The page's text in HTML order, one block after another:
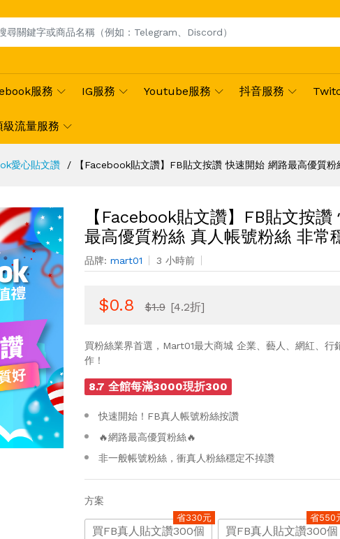
服務 IG服務 Youtube服務 抖音服務
級流量服務
愛心貼文讚 【Facebook貼文讚】FB貼文按讚 快速開始 網路最高優質
【Facebook貼文讚】FB貼文按
最高優質粉絲 真人帳號粉絲 非常
品牌: mart01 3 小時前
$0.8 $1.9 [4.2折]
買粉絲業界首選，Mart01最大商城 企業、藝人、網紅、行
作！
8.7 全館每滿3000現折300
快速開始！FB真人帳號粉絲按讚
🔥網路最高優質粉絲🔥
非一般帳號粉絲，衝真人粉絲穩定不掉讚
方案
買FB真人貼文讚300個
省330元
買FB真人貼文讚300個
省550